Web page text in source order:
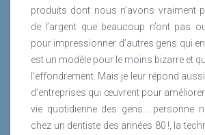
produits dont nous n’avons vraiment
de l’argent que beaucoup n’ont pas
pour impressionner d’autres gens qui
est un modèle pour le moins bizarre et
l’effondrement. Mais je leur répond
d’entreprises qui œuvrent pour
vie quotidienne des gens…..personne
chez un dentiste des années 80 !, la